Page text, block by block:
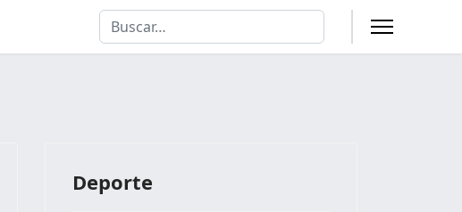
Buscar
Type 2 or more characters for results.
Deporte